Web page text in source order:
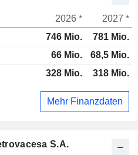
S.A.
2026 *
2027 *
746 Mio.
781 Mio.
66 Mio.
68,5 Mio.
328 Mio. 318 Mio.
Mehr Finanzdaten